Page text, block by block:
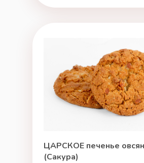
ЦАРСКОЕ печенье
(Сакура)